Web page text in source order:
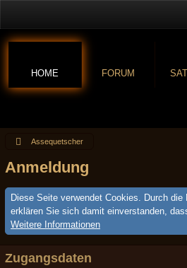
HOME FORUM
Assequetscher
Anmeldung
Diese Seite verwendet Cookies. Durch die
erklären Sie sich damit einverstanden,
Weitere Informationen
Zugangsdaten